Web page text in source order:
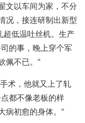
文以车间为家，不分
况，接连研制出新型
超低温吐丝机。生产
的事，晚上穿个军
佩不已。”
术，他就又上了轧
都不像老板的样
病初愈的身体。”